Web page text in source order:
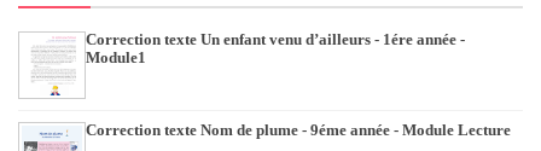
Correction texte Un enfant venu d’ailleurs - 1ére année -
Module1
Correction texte Nom de plume - 9éme année - Module Lecture